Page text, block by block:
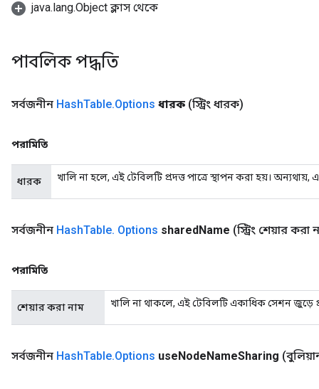
java.lang.Object ক্লাস থেকে
পাবলিক পদ্ধতি
সর্বজনীন HashTable.Options ধারক (স্ট্রিং ধারক)
পরামিতি
ধারক খালি না হলে, এই টেবিলটি প্রদত্ত পাত্রে স্থাপন করা হয়।
সর্বজনীন HashTable. Options sharedName (স্ট্রিং শেয়ার করা
পরামিতি
শেয়ার করা নাম খালি না থাকলে, এই টেবিলটি একাধিক সেশন জুড়ে
সর্বজনীন HashTable.Options useNodeNameSharing